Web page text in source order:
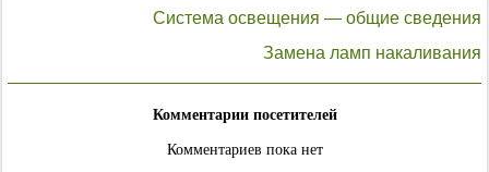
Система освещения — общие сведения
Замена ламп накаливания
Комментарии посетителей
Комментариев пока нет